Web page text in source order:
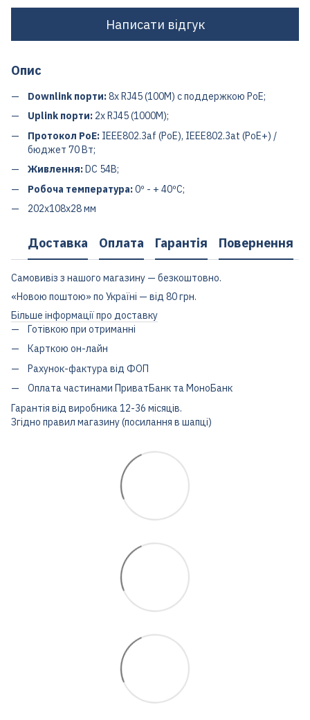
Написати відгук
Опис
Downlink порти:8x RJ45 (100M) с поддержкою PoE;
Uplink порти: 2x RJ45 (1000M);
Протокол PoE: IEEE802.3af (PoE), IEEE802.3at (PoE+) /
бюджет 70 Вт;
Живлення:DC 54В;
Робоча температура:0º - + 40ºC;
202x108x28 мм
Доставка Оплата Гарантія Повернення
Самовивіз з нашого магазину — безкоштовно.
«Новою поштою» по Україні — від 80 грн.
Більше інформації про доставку
Готівкою при отриманні
Карткою он-лайн
Рахунок-фактура від ФОП
Оплата частинами ПриватБанк та МоноБанк
Гарантія від виробника 12-36 місяців.
Згідно правил магазину (посилання в шапці)